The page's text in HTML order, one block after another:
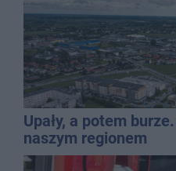
Upały, a potem
naszym regionem